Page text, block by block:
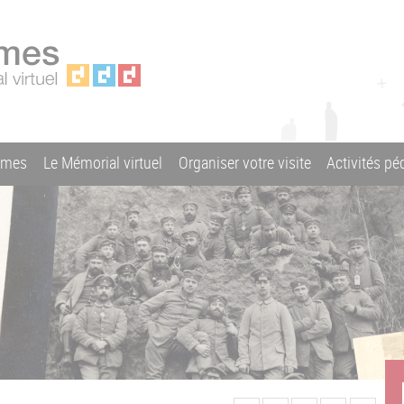
Le Mémorial virtuel Organiser votre visite Activités